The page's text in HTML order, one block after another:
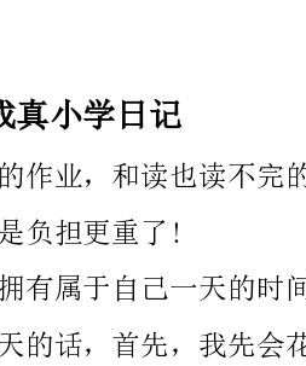
这时的我，多么希望可以拥有属于自己一天的时间，便开始梦
想起来：如果我真的有那么一天的话，首先，我先会花掉四分之一
翔在音乐的世界里，才能真正的放松。此刻，我不必担忧会在家长
的怒斥声中及不情愿地关掉录音机，我可以从分享人生的乐趣。